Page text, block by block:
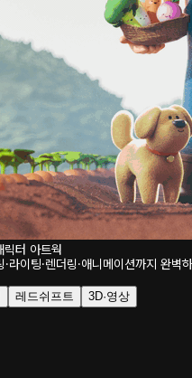
터 아트웍
라이팅·렌더링·애니메이션까지 완벽하
레드쉬프트 3D·영상